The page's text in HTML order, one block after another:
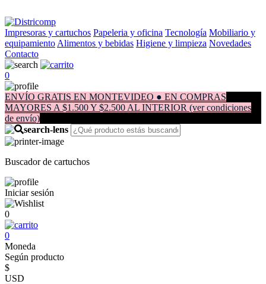
Impresoras y cartuchos Papeleria y oficina Tecnología Mobiliario y
equipamiento Alimentos y bebidas Higiene y limpieza Novedades
Contacto
0
ENVÍO GRATIS EN MONTEVIDEO ● EN COMPRAS
MAYORES A $1.500 Y $2.500 AL INTERIOR (ver condiciones
de envío)
Buscador de cartuchos
Iniciar sesión
0
0
Moneda
Según producto
$
USD